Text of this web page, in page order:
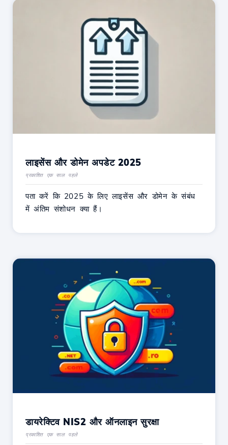
लाइसेंस और डोमेन अपडेट 2025
प्रकाशित एक साल पहले
पता करें कि 2025 के लिए लाइसेंस और डोमेन के संबंध
में अंतिम संशोधन क्या हैं।
डायरेक्टिव NIS2 और ऑनलाइन सुरक्षा
प्रकाशित एक साल पहले